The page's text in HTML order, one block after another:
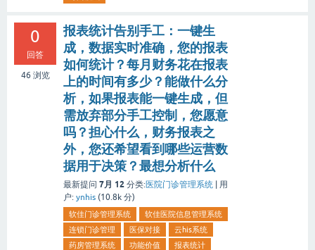
0
回答
46 浏览
报表统计告别手工：一键生
成，数据实时准确，您的报表
如何统计？每月财务花在报表
上的时间有多少？能做什么分
析，如果报表能一键生成，但
需放弃部分手工控制，您愿意
吗？担心什么，财务报表之
外，您还希望看到哪些运营数
据用于决策？最想分析什么
最新提问 7月 12 分类:医院门诊管理系统
用
户: ynhis (10.8k 分)
软佳门诊管理系统
软佳医院信息管理系统
连锁门诊管理
医保对接
云his系统
药房管理系统
功能价值 报表统计